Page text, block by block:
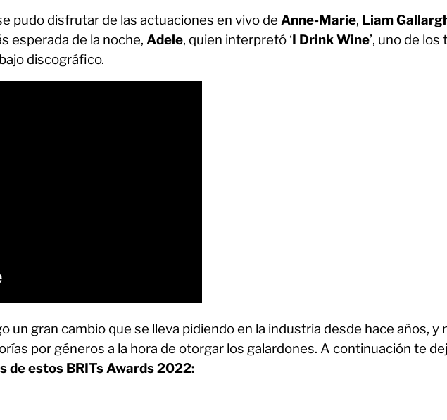
pudo disfrutar de las actuaciones en vivo de Anne-Marie, Liam
esperada de la noche, Adele, quien interpretó ‘I Drink Wine’, uno de los
discográfico.
un gran cambio que se lleva pidiendo en la industria desde hace años, y
por géneros a la hora de otorgar los galardones. A continuación te
de estos BRITs Awards 2022: